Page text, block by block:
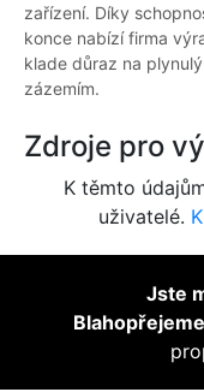
zařízení. Díky
konce nabízí firma
klade důraz na
zázemím.
Zdroje pro
K těmto
uživatelé.
Jste